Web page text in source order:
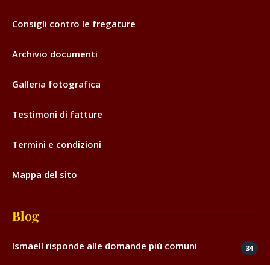
Consigli contro le fregature
Archivio documenti
Galleria fotografica
Testimoni di fatture
Termini e condizioni
Mappa del sito
Blog
Ismaell risponde alle domande più comuni 34